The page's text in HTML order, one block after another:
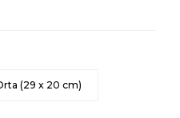
(29 x 20 cm)